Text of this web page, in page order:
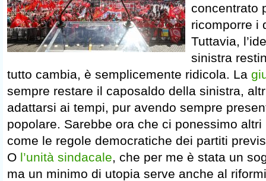
concentrato
ricomporre i
Tuttavia,
sinistra
tutto cambia, è semplicemente ridicola. La
sempre restare il caposaldo della sinistra,
adattarsi ai tempi, pur avendo sempre
popolare. Sarebbe ora che ci ponessimo
come le regole democratiche dei partiti
O l’unità sindacale, che per me è stata un
ma un minimo di utopia serve anche al